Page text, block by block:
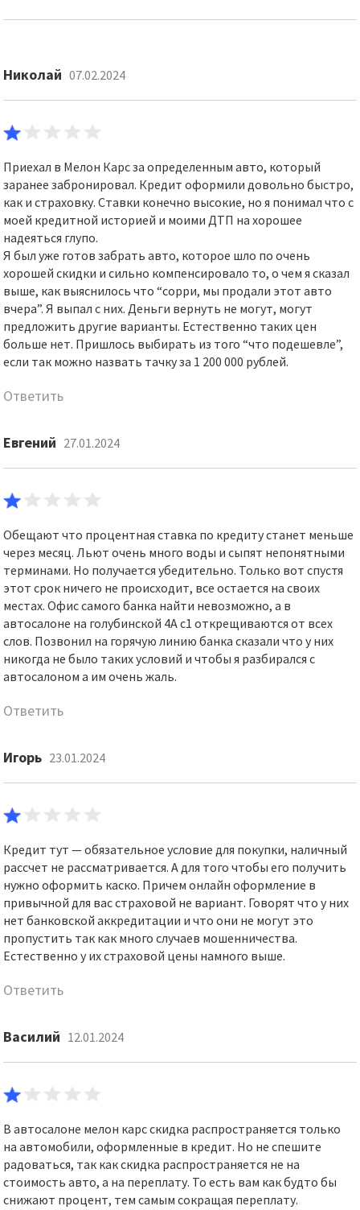
Николай 07.02.2024
Приехал в Мелон Карс за определенным авто, который
заранее забронировал. Кредит оформили довольно быстро,
как и страховку. Ставки конечно высокие, но я понимал что с
моей кредитной историей и моими ДТП на хорошее
надеяться глупо.
Я был уже готов забрать авто, которое шло по очень
хорошей скидки и сильно компенсировало то, о чем я сказал
выше, как выяснилось что “сорри, мы продали этот авто
вчера”. Я выпал с них. Деньги вернуть не могут, могут
предложить другие варианты. Естественно таких цен
больше нет. Пришлось выбирать из того “что подешевле”,
если так можно назвать тачку за 1 200 000 рублей.
Ответить
Евгений 27.01.2024
Обещают что процентная ставка по кредиту станет меньше
через месяц. Льют очень много воды и сыпят непонятными
терминами. Но получается убедительно. Только вот спустя
этот срок ничего не происходит, все остается на своих
местах. Офис самого банка найти невозможно, а в
автосалоне на голубинской 4А с1 открещиваются от всех
слов. Позвонил на горячую линию банка сказали что у них
никогда не было таких условий и чтобы я разбирался с
автосалоном а им очень жаль.
Ответить
Игорь 23.01.2024
Кредит тут — обязательное условие для покупки, наличный
рассчет не рассматривается. А для того чтобы его получить
нужно оформить каско. Причем онлайн оформление в
привычной для вас страховой не вариант. Говорят что у них
нет банковской аккредитации и что они не могут это
пропустить так как много случаев мошенничества.
Естественно у их страховой цены намного выше.
Ответить
Василий 12.01.2024
В автосалоне мелон карс скидка распространяется только
на автомобили, оформленные в кредит. Но не спешите
радоваться, так как скидка распространяется не на
стоимость авто, а на переплату. То есть вам как будто бы
снижают процент, тем самым сокращая переплату.